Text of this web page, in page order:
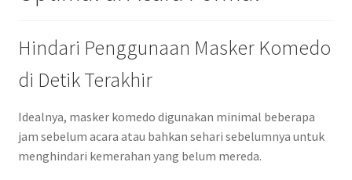
Hindari Penggunaan Masker Komedo
di Detik Terakhir
Idealnya, masker komedo digunakan minimal beberapa
jam sebelum acara atau bahkan sehari sebelumnya untuk
menghindari kemerahan yang belum mereda.